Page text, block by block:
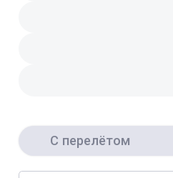
С перелётом